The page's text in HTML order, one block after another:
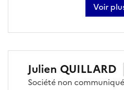
Voir
sur
Julien QUILLARD
Société non communiqué